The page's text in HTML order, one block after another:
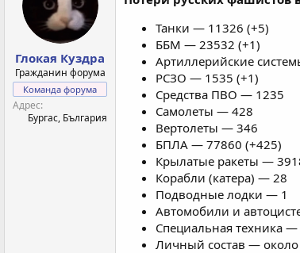
Глокая Куздра
Гражданин форума
Команда форума
Адрес
Бургас, България
Танки — 11326 (+5)
ББМ — 23532 (+1)
Артиллерийские
РСЗО — 1535 (+1)
Средства ПВО — 1235
Самолеты — 428
Вертолеты — 346
БПЛА — 77860 (+425)
Крылатые ракеты —
Корабли (катера) — 28
Подводные лодки — 1
Автомобили и
Специальная техника
Личный состав — около